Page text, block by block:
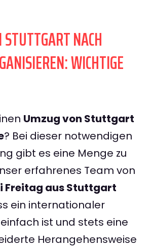
NACH
WICHTIGE
Umzug von Stuttgart
? Bei dieser notwendigen
gibt es eine Menge zu
erfahrenes Team von
Freitag aus Stuttgart
ein internationaler
ist und stets eine
Herangehensweise